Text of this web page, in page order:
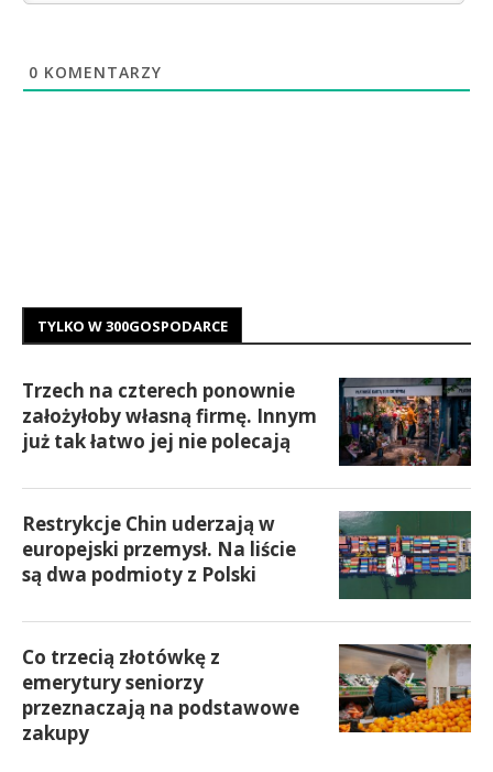
0 KOMENTARZY
TYLKO W 300GOSPODARCE
Trzech na czterech ponownie
założyłoby własną firmę. Innym
już tak łatwo jej nie polecają
Restrykcje Chin uderzają w
europejski przemysł. Na liście
są dwa podmioty z Polski
Co trzecią złotówkę z
emerytury seniorzy
przeznaczają na podstawowe
zakupy